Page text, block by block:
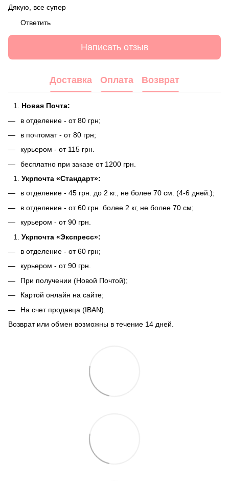
Дякую, все супер
Ответить
Написать отзыв
Доставка Оплата Возврат
Новая Почта:
в отделение - от 80 грн;
в почтомат - от 80 грн;
курьером - от 115 грн.
бесплатно при заказе от 1200 грн.
Укрпочта «Стандарт»:
в отделение - 45 грн. до 2 кг., не более 70 см. (4-6 дней.);
в отделение - от 60 грн. более 2 кг, не более 70 см;
курьером - от 90 грн.
Укрпочта «Экспресс»:
в отделение - от 60 грн;
курьером - от 90 грн.
При получении (Новой Почтой);
Картой онлайн на сайте;
На счет продавца (IBAN).
Возврат или обмен возможны в течение 14 дней.